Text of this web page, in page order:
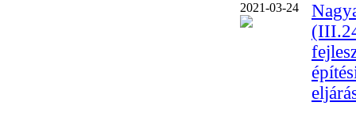
2021-03-24